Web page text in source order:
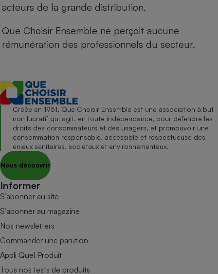
acteurs de la grande distribution.
Que Choisir Ensemble ne perçoit aucune
rémunération des professionnels du secteur.
Créée en 1951, Que Choisir Ensemble est une association à but
non lucratif qui agit, en toute indépendance, pour défendre les
droits des consommateurs et des usagers, et promouvoir une
consommation responsable, accessible et respectueuse des
enjeux sanitaires, sociétaux et environnementaux.
Nous découvrir
Informer
S’abonner au site
S’abonner au magazine
Nos newsletters
Commander une parution
Appli Quel Produit
Tous nos tests de produits